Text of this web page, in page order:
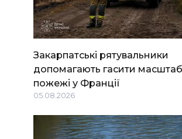
Закарпатські рятувальники
допомагають гасити
пожежі у Франції
05.08.2026